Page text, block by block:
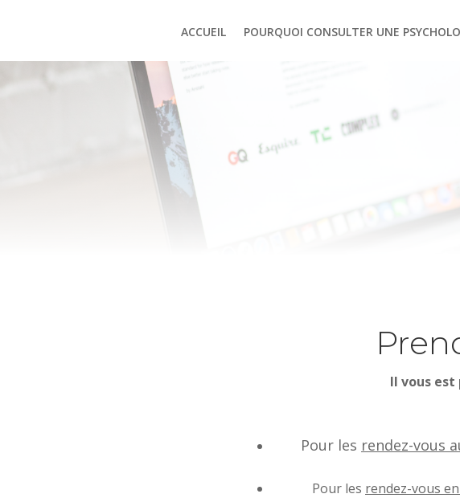
ACCUEIL POURQUOI CONSULTER UNE
Il vous est
Pour les rendez-vous
Pour les rendez-vous